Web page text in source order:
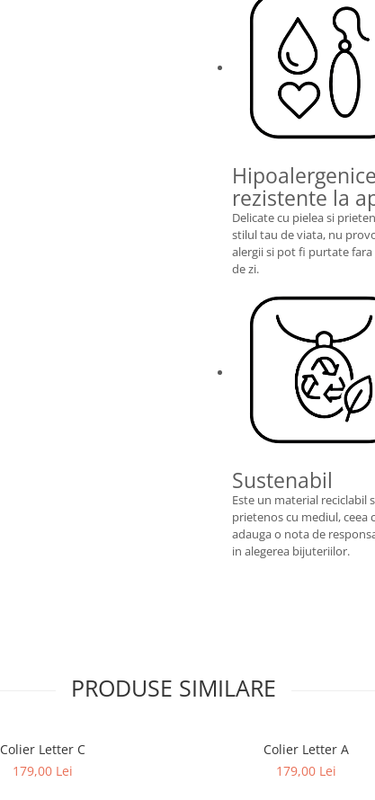
rezistente la
Delicate cu pielea si
stilul tau de viata, nu
alergii si pot fi purtate fara
de zi.
Sustenabil
Este un material reciclabil
prietenos cu mediul, ceea
adauga o nota de
in alegerea bijuteriilor.
PRODUSE SIMILARE
Colier Letter C
179,00 Lei
Colier Letter A
179,00 Lei